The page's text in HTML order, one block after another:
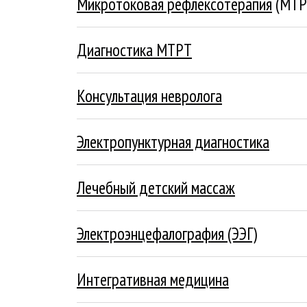
Подробнее
Диагностика МТРТ
Подробнее
Консультация невролога
Подробнее
Электропунктурная диагностика
Подробнее
Лечебный детский массаж
Подробнее
Электроэнцефалография (ЭЭГ)
Подробнее
Интегративная медицина